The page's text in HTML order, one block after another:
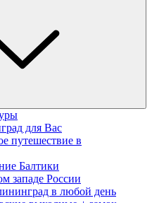
для Вас
путешествие в
Балтики
западе России
в любой день